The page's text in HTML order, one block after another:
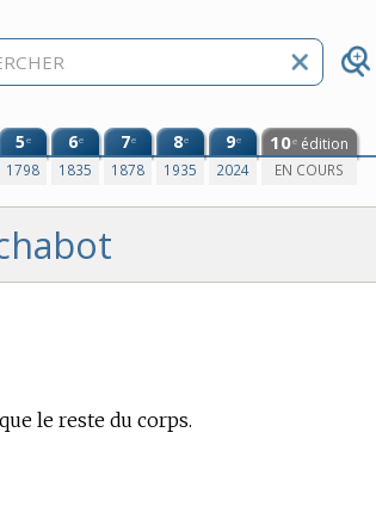
5e
1798
6e
1835
7e
1878
8e
1935
9e
2024
10e édition
EN COURS
le reste du corps.